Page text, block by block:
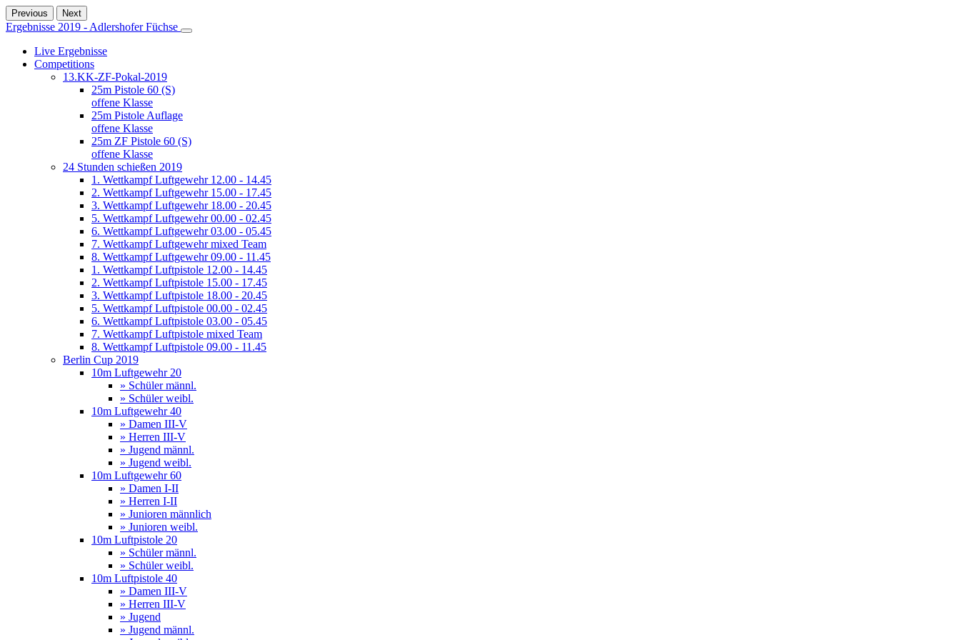
Previous Next
Ergebnisse 2019 - Adlershofer Füchse
Live Ergebnisse
Competitions
13.KK-ZF-Pokal-2019
25m Pistole 60 (S)
offene Klasse
25m Pistole Auflage
offene Klasse
25m ZF Pistole 60 (S)
offene Klasse
24 Stunden schießen 2019
1. Wettkampf Luftgewehr 12.00 - 14.45
2. Wettkampf Luftgewehr 15.00 - 17.45
3. Wettkampf Luftgewehr 18.00 - 20.45
5. Wettkampf Luftgewehr 00.00 - 02.45
6. Wettkampf Luftgewehr 03.00 - 05.45
7. Wettkampf Luftgewehr mixed Team
8. Wettkampf Luftgewehr 09.00 - 11.45
1. Wettkampf Luftpistole 12.00 - 14.45
2. Wettkampf Luftpistole 15.00 - 17.45
3. Wettkampf Luftpistole 18.00 - 20.45
5. Wettkampf Luftpistole 00.00 - 02.45
6. Wettkampf Luftpistole 03.00 - 05.45
7. Wettkampf Luftpistole mixed Team
8. Wettkampf Luftpistole 09.00 - 11.45
Berlin Cup 2019
10m Luftgewehr 20
» Schüler männl.
» Schüler weibl.
10m Luftgewehr 40
» Damen III-V
» Herren III-V
» Jugend männl.
» Jugend weibl.
10m Luftgewehr 60
» Damen I-II
» Herren I-II
» Junioren männlich
» Junioren weibl.
10m Luftpistole 20
» Schüler männl.
» Schüler weibl.
10m Luftpistole 40
» Damen III-V
» Herren III-V
» Jugend
» Jugend männl.